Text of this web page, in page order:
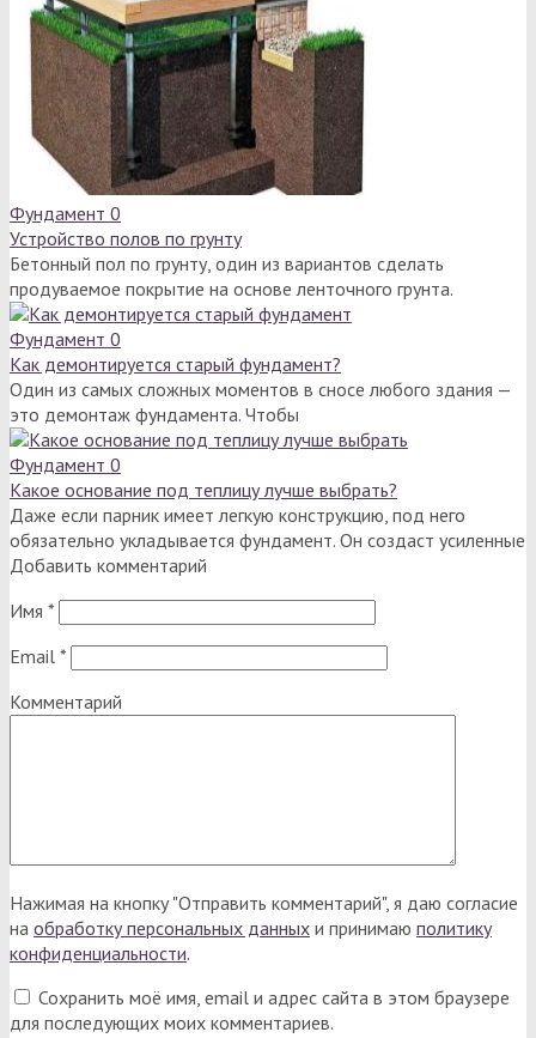
Фундамент 0
Устройство полов по грунту
Бетонный пол по грунту, один из вариантов сделать
продуваемое покрытие на основе ленточного грунта.
Фундамент 0
Как демонтируется старый фундамент?
Один из самых сложных моментов в сносе любого здания —
это демонтаж фундамента. Чтобы
Фундамент 0
Какое основание под теплицу лучше выбрать?
Даже если парник имеет легкую конструкцию, под него
обязательно укладывается фундамент. Он создаст усиленные
Добавить комментарий
Имя *
Email *
Комментарий
Нажимая на кнопку "Отправить комментарий", я даю согласие
на обработку персональных данных и принимаю политику
конфиденциальности.
Сохранить моё имя, email и адрес сайта в этом браузере
для последующих моих комментариев.